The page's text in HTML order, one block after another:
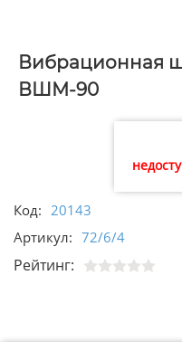
Вибрационная
ВШМ-90
Код: 20143
Артикул: 72/6/4
Рейтинг: